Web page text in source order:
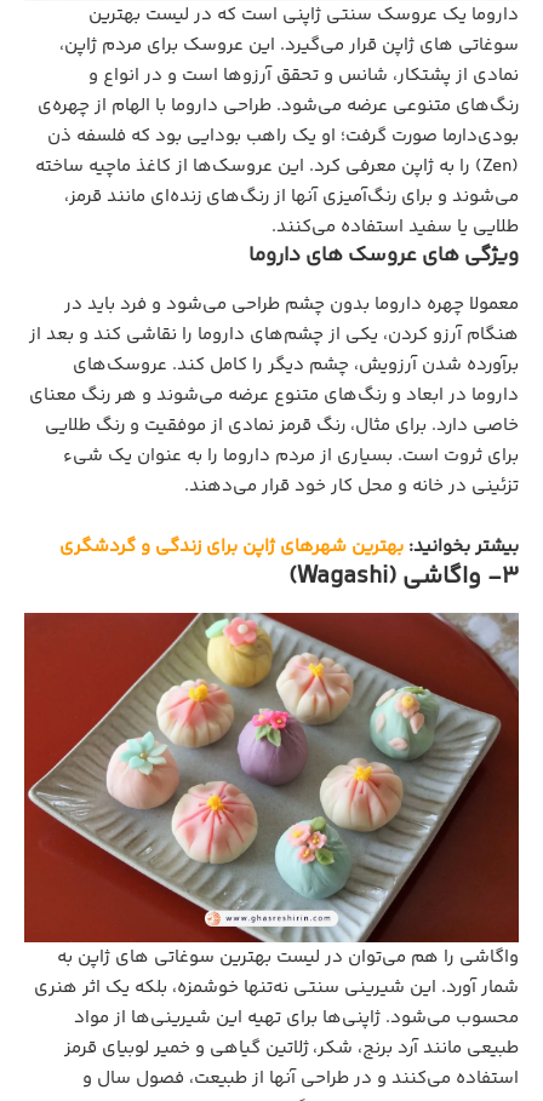
داروما یک عروسک سنتی ژاپنی است که در لیست بهترین
سوغاتی‌ های ژاپن قرار می‌گیرد. این عروسک برای مردم ژاپن،
نمادی از پشتکار، شانس و تحقق آرزوها است و در انواع و
رنگ‌های متنوعی عرضه می‌شود. طراحی داروما با الهام از چهره‌ی
بودی‌دارما صورت گرفت؛ او یک راهب بودایی بود که فلسفه ذن
(Zen) را به ژاپن معرفی کرد. این عروسک‌ها از کاغذ ماچیه ساخته
می‌شوند و برای رنگ‌آمیزی آنها از رنگ‌های زنده‌ای مانند قرمز،
طلایی یا سفید استفاده می‌کنند.
ویژگی های عروسک های داروما
معمولا چهره داروما بدون چشم طراحی می‌شود و فرد باید در
هنگام آرزو کردن، یکی از چشم‌های داروما را نقاشی کند و بعد از
برآورده شدن آرزویش، چشم دیگر را کامل کند. عروسک‌های
داروما در ابعاد و رنگ‌های متنوع عرضه می‌شوند و هر رنگ معنای
خاصی دارد. برای مثال، رنگ قرمز نمادی از موفقیت و رنگ طلایی
برای ثروت است. بسیاری از مردم داروما را به عنوان یک شیء
تزئینی در خانه و محل کار خود قرار می‌دهند.
بیشتر بخوانید: بهترین شهرهای ژاپن برای زندگی و گردشگری
3- واگاشی (Wagashi)
واگاشی را هم می‌توان در لیست بهترین سوغاتی‌ های ژاپن به
شمار آورد. این شیرینی سنتی نه‌تنها خوشمزه، بلکه یک اثر هنری
محسوب می‌شود. ژاپنی‌ها برای تهیه این شیرینی‌ها از مواد
طبیعی مانند آرد برنج، شکر، ژلاتین گیاهی و خمیر لوبیای قرمز
استفاده می‌کنند و در طراحی آنها از طبیعت، فصول سال و